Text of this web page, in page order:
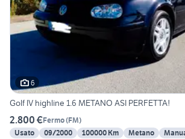
6
Golf IV highline 1.6 METANO ASI PERFETTA!
2.800 €Fermo(FM)
Usato
09/2000 100000 Km Metano